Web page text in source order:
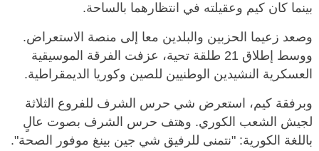
بينما كان كيم وعقيلته في انتظارهما بالساحة.
وصعد زعيما الحزبين والبلدين معا إلى منصة الاستعراض.
ووسط إطلاق 21 طلقة تحية، عزفت الفرقة الموسيقية
العسكرية النشيدين الوطنيين للصين وكوريا الديمقراطية.
وبرفقة كيم، استعرض شي حرس الشرف للفروع الثلاثة
لجيش الشعب الكوري. وهتف حرس الشرف بصوت عالٍ
باللغة الكورية: "نتمنى للرفيق شي جين بينغ موفور الصحة".